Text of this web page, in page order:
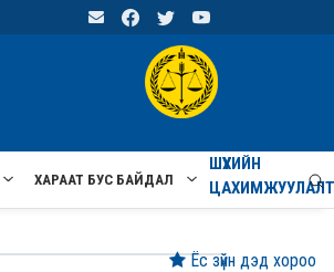
ХАРААТ БУС БАЙДАЛ
ШҮҮХИЙН
Ёс зүйн дэд хороо